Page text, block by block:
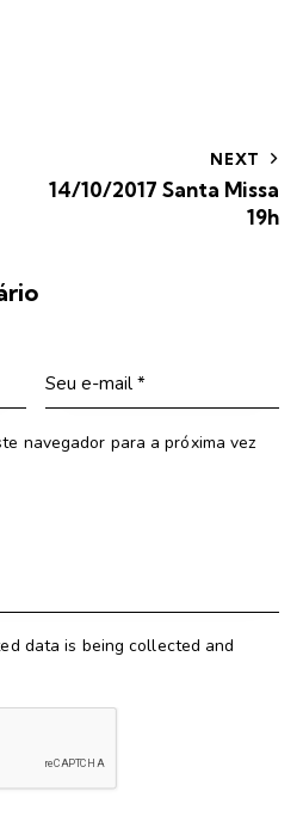
NEXT
14/10/2017 Santa Missa
19h
navegador para a próxima vez
data is being collected and